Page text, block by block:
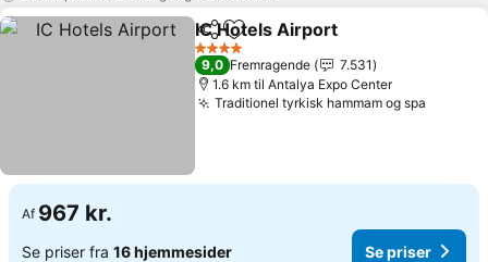
Del Føj til favoritter
IC Hotels Airport
4 Stjerner
9,0 Fremragende
7.531
1.6 km til Antalya Expo Center
Traditionel tyrkisk hammam og spa
Af 967 kr.
Se priser fra 16 hjemmesider Se priser